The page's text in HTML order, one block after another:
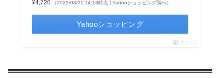
¥4,720 （2023/03/21 14:18時点 | Yahooショッピング調べ）
Yahooショッピング
ポチップ